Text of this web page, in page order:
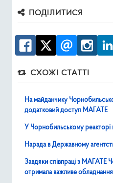
ПОДІЛИТИСЯ
СХОЖІ СТАТТІ
На майданчику
додатковий доступ МАГАТЕ
У Чорнобильському реакторі
Нарада в Державному
Завдяки співпраці з МАГАТЕ
отримала важливе обладнання